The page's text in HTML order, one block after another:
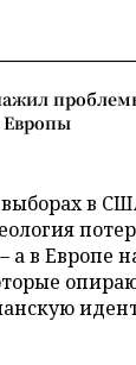
в
а в Европе